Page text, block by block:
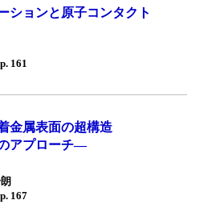
ションと原子コンタクト
161
金属表面の超構造
アプローチ—
167